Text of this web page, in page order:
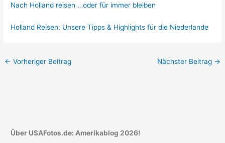
Nach Holland reisen …oder für immer bleiben
Holland Reisen: Unsere Tipps & Highlights für die Niederlande
← Vorheriger Beitrag Nächster Beitrag →
Über USAFotos.de: Amerikablog 2026!